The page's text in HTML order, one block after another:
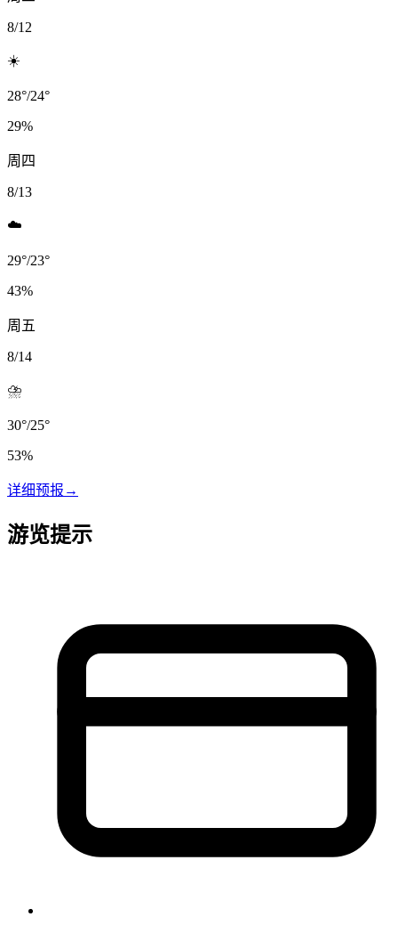
8/12
☀️
28°/24°
29%
周四
8/13
☁️
29°/23°
43%
周五
8/14
⛈️
30°/25°
53%
详细预报 →
游览提示